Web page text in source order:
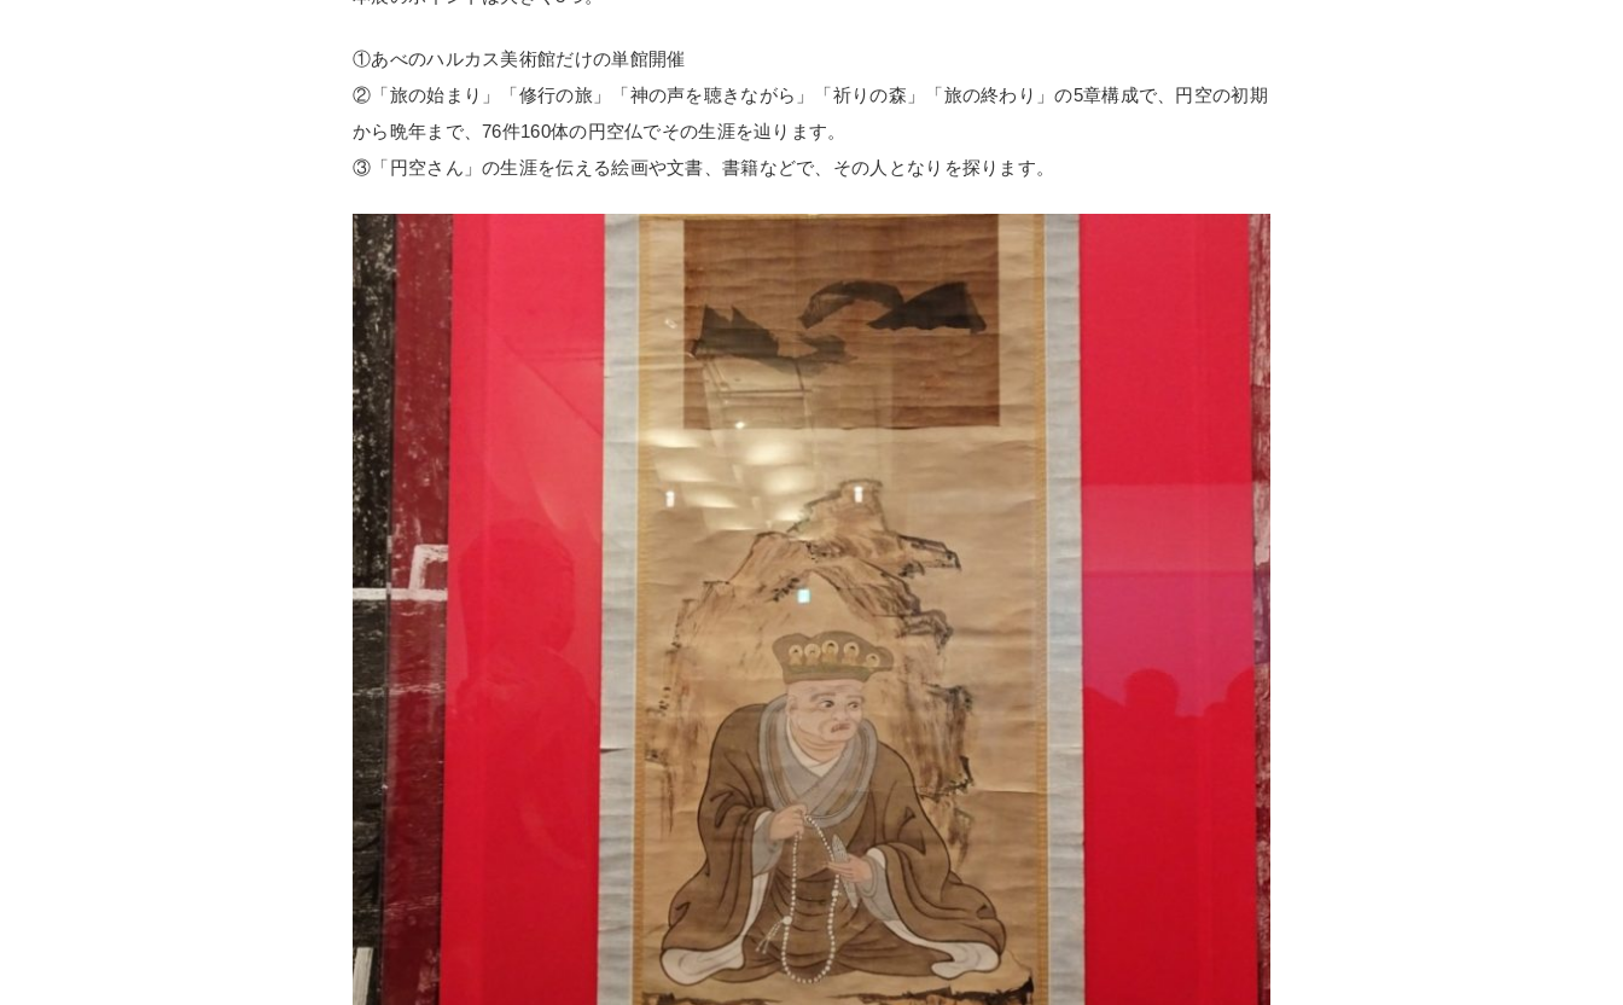
①あべのハルカス美術館だけの単館開催
②「旅の始まり」「修行の旅」「神の声を聴きながら」「祈りの森」「旅の終わり」の5章構成で、円空の初期
から晩年まで、76件160体の円空仏でその生涯を辿ります。
③「円空さん」の生涯を伝える絵画や文書、書籍などで、その人となりを探ります。